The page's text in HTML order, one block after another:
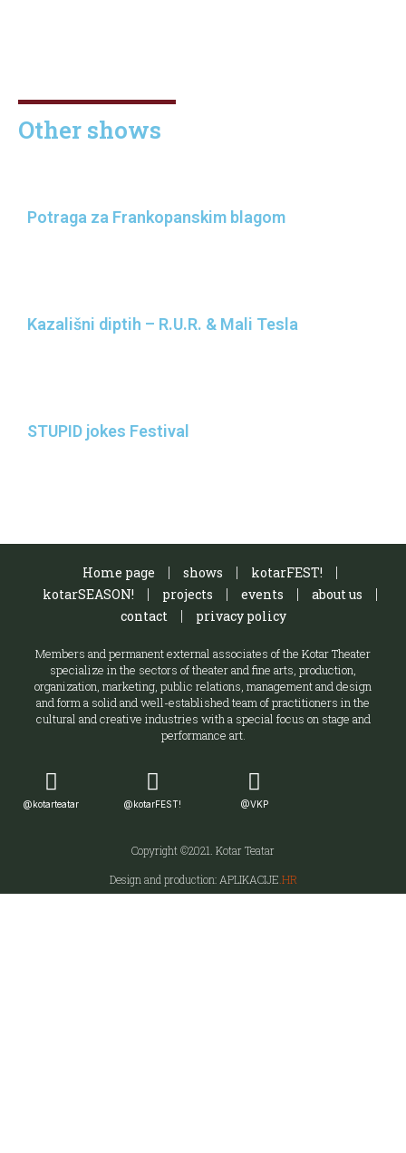
Other shows
Potraga za Frankopanskim blagom
Kazališni diptih – R.U.R. & Mali Tesla
STUPID jokes Festival
Home page shows
kotarFEST!
kotarSEASON!
projects events
about us
contact
privacy policy
Members and permanent external associates of the Kotar Theater
specialize in the sectors of theater and fine arts, production,
organization, marketing, public relations, management and design
and form a solid and well-established team of practitioners in the
cultural and creative industries with a special focus on stage and
performance art.
@kotarteatar @kotarFEST! @VKP
Copyright ©2021. Kotar Teatar
Design and production: APLIKACIJE .HR